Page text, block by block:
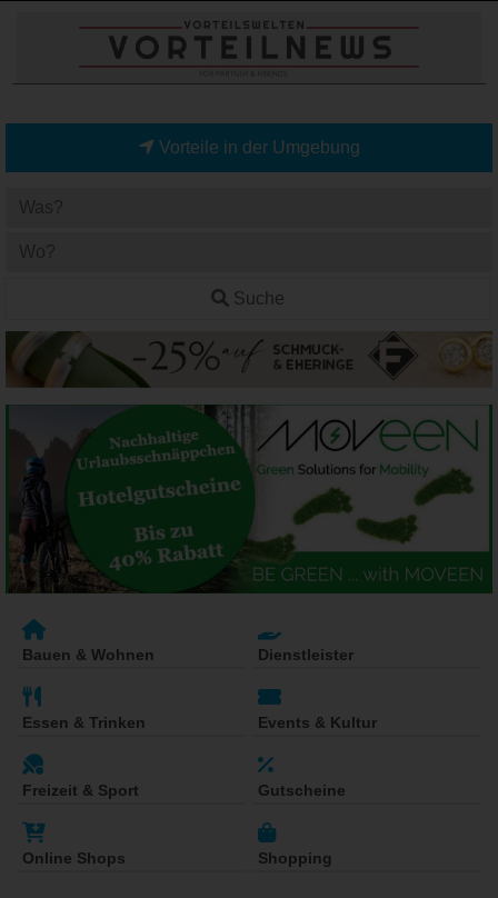
Vorteile in der Umgebung
Suche
Bauen & Wohnen Dienstleister
Essen & Trinken Events & Kultur
Freizeit & Sport Gutscheine
Online Shops Shopping